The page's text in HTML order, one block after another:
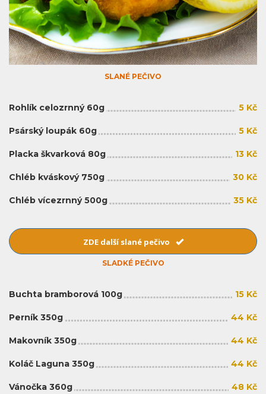
SLANÉ PEČIVO
Rohlík celozrnný 60g 5 Kč
Psárský loupák 60g 5 Kč
Placka škvarková 80g 13 Kč
Chléb kváskový 750g 30 Kč
Chléb vícezrnný 500g 35 Kč
ZDE další slané pečivo
SLADKÉ PEČIVO
Buchta bramborová 100g 15 Kč
Perník 350g 44 Kč
Makovník 350g 44 Kč
Koláč Laguna 350g 44 Kč
Vánočka 360g 48 Kč